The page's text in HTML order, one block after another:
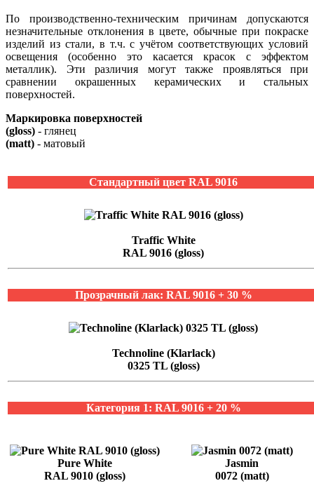
По производственно-техническим причинам допускаются
незначительные отклонения в цвете, обычные при покраске
изделий из стали, в т.ч. с учётом соответствующих условий
освещения (особенно это касается красок с эффектом
металлик). Эти различия могут также проявляться при
сравнении окрашенных керамических и стальных
поверхностей.
Маркировка поверхностей
(gloss) - глянец
(matt) - матовый
Стандартный цвет RAL 9016
Traffic White
RAL 9016 (gloss)
Прозрачный лак: RAL 9016 + 30 %
Technoline (Klarlack)
0325 TL (gloss)
Категория 1: RAL 9016 + 20 %
Pure White
RAL 9010 (gloss)
Jasmin
0072 (matt)